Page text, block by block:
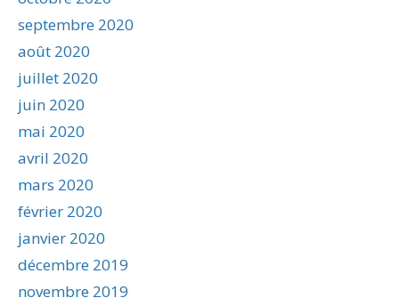
septembre 2020
août 2020
juillet 2020
juin 2020
mai 2020
avril 2020
mars 2020
février 2020
janvier 2020
décembre 2019
novembre 2019